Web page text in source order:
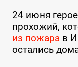
24 июня
прохожий,
из пожара в
остались